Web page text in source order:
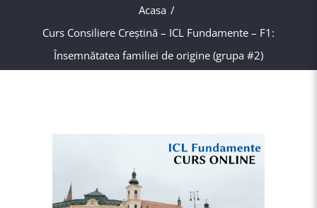
Acasa
Curs Consiliere Creştină – ICL Fundamente – F1:
Însemnătatea familiei de origine (grupa #2)